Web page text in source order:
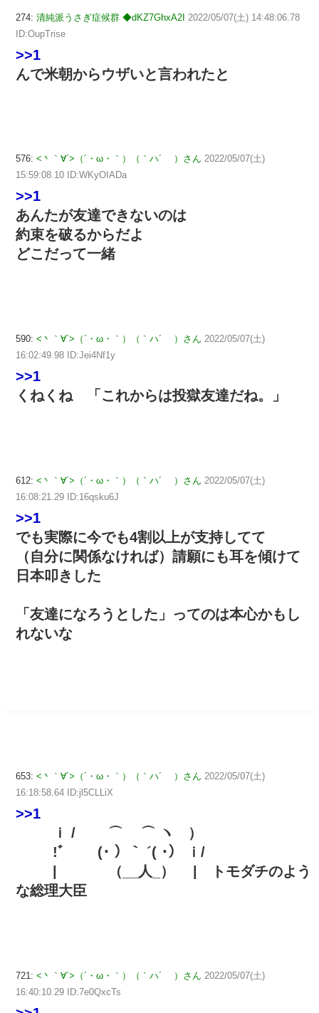
274: 清純派うさぎ症候群 ◆dKZ7GhxA2I 2022/05/07(土) 14:48:06.78
ID:OupTrise
>>1
んで米朝からウザいと言われたと
576: <丶｀∀´>（´・ω・｀）（｀ハ´ ）さん 2022/05/07(土)
15:59:08.10 ID:WKyOIADa
>>1
あんたが友達できないのは
約束を破るからだよ
どこだって一緒
590: <丶｀∀´>（´・ω・｀）（｀ハ´ ）さん 2022/05/07(土)
16:02:49.98 ID:Jei4Nf1y
>>1
くねくね 「これからは投獄友達だね。」
612: <丶｀∀´>（´・ω・｀）（｀ハ´ ）さん 2022/05/07(土)
16:08:21.29 ID:16qsku6J
>>1
でも実際に今でも4割以上が支持してて
（自分に関係なければ）請願にも耳を傾けて
日本叩きした
「友達になろうとした」ってのは本心かもし
れないな
653: <丶｀∀´>（´・ω・｀）（｀ハ´ ）さん 2022/05/07(土)
16:18:58.64 ID:jl5CLLiX
>>1
ｉ / ⌒ ⌒ ヽ ）
!ﾞ (･ ）｀ ´( ･） ｉ/
| （__人_） | トモダチのよう
な総理大臣
721: <丶｀∀´>（´・ω・｀）（｀ハ´ ）さん 2022/05/07(土)
16:40:10.29 ID:7e0QxcTs